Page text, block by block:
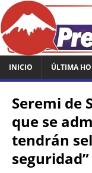
INICIO ÚLTIMA
Seremi de
que se
tendrán
seguridad”